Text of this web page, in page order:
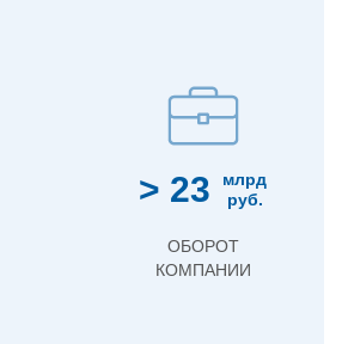
> 23
млрд
руб.
ОБОРОТ
КОМПАНИИ